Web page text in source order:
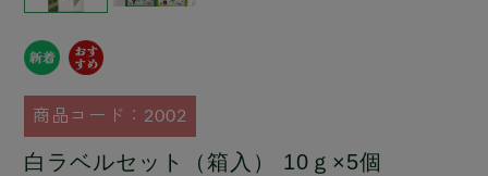
商品コード：2002
白ラベルセット（箱入） 10ｇ×5個